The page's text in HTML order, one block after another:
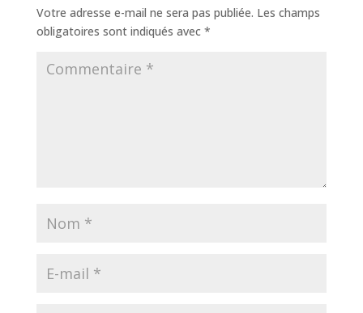
Votre adresse e-mail ne sera pas publiée. Les champs
obligatoires sont indiqués avec *